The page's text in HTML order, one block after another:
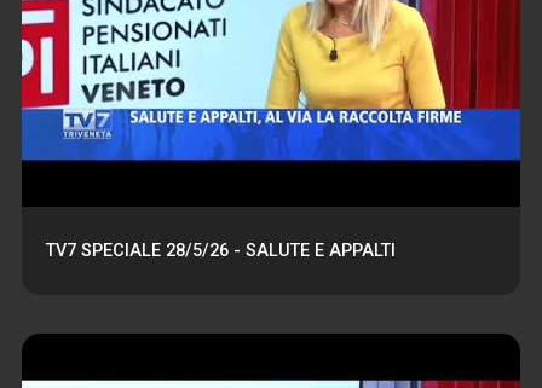
TV7 SPECIALE 28/5/26 - SALUTE E APPALTI